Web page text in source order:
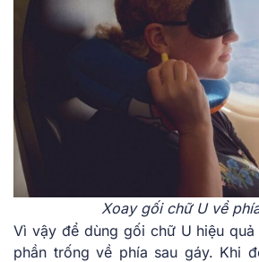
Xoay gối chữ U về
Vì vậy để dùng gối chữ U hiệu
phần trống về phía sau gáy. Khi